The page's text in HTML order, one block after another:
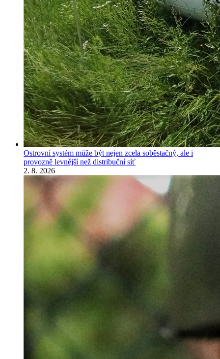
Ostrovní systém může být nejen zcela soběstačný, ale i
provozně levnější než distribuční síť
2. 8. 2026